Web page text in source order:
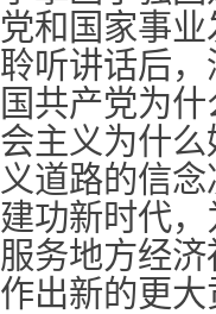
党和国家事
聆听讲话后
国共产党为
会主义为什
义道路的信
建功新时代
服务地方经
作出新的更大